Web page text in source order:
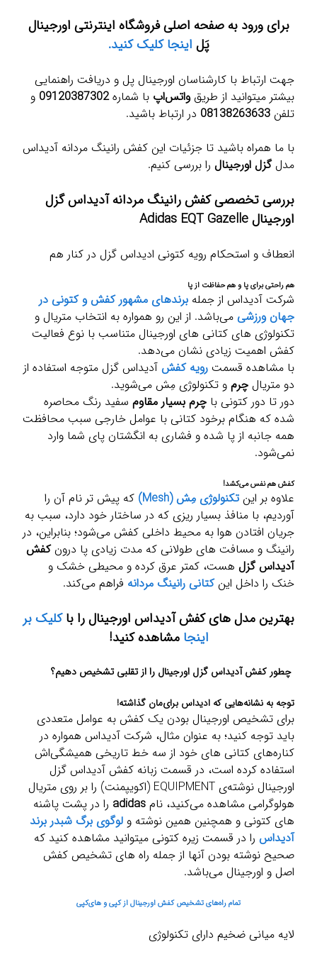
برای ورود به صفحه اصلی فروشگاه اینترنتی اورجینال
پَل اینجا کلیک کنید.
جهت ارتباط با کارشناسان اورجینال پل و دریافت راهنمایی
بیشتر میتوانید از طریقواتس‌اپ با شماره09120387302 و
تلفن 08138263633 در ارتباط باشید.
با ما همراه باشید تا جزئیات این کفش رانینگ مردانه آدیداس
مدلگزل اورجینال را بررسی کنیم.
بررسی تخصصی کفش رانینگ مردانه آدیداس گزل
اورجینال Adidas EQT Gazelle
انعطاف و استحکام رویه کتونی ادیداس گزل در کنار هم
هم راحتی برای پا و هم حفاظت از پا
شرکت آدیداس از جمله برندهای مشهور کفش و کتونی در
جهان ورزشی می‌باشد. از این رو همواره به انتخاب متریال و
تکنولوژی های کتانی های اورجینال متناسب با نوع فعالیت
کفش اهمیت زیادی نشان می‌دهد.
با مشاهده قسمت رویه کفش آدیداس گزل متوجه استفاده از
دو متریال چرم و تکنولوژی مِش می‌شوید.
دور تا دور کتونی با چرم بسیار مقاوم سفید رنگ محاصره
شده که هنگام برخود کتانی با عوامل خارجی سبب محافظت
همه جانبه از پا شده و فشاری به انگشتان پای شما وارد
نمی‌شود.
کفش هم نفس می‌کشد!
علاوه بر این تکنولوژی مِش (Mesh)
که پیش تر نام آن را
آوردیم، با منافذ بسیار ریزی که در ساختار خود دارد، سبب به
جریان افتادن هوا به محیط داخلی کفش می‌شود؛ بنابراین، در
رانینگ و مسافت های طولانی که مدت زیادی پا درونکفش
آدیداس گزل هست، کمتر عرق کرده و محیطی خشک و
خنک را داخل اینکتانی رانینگ مردانه فراهم می‌کند.
بهترین مدل های کفش آدیداس اورجینال را باکلیک بر
اینجا مشاهده کنید!
چطور کفش آدیداس گزل اورجینال را از تقلبی تشخیص دهیم؟
توجه به نشانه‌هایی که ادیداس برای‌مان گذاشته!
برای تشخیص اورجینال بودن یک کفش به عوامل متعددی
باید توجه کنید؛ به عنوان مثال، شرکت آدیداس همواره در
کناره‌های کتانی های خود از سه خط تاریخی همیشگی‌اش
استفاده کرده است، در قسمت زبانه کفش آدیداس گزل
اورجینال نوشته‌ی EQUIPMENT (اکویپمنت) را بر روی متریال
هولوگرامی مشاهده می‌کنید، نام adidas را در پشت پاشنه
های کتونی و همچنین همین نوشته و لوگوی برگ شبدر برند
آدیداس را در قسمت زیره کتونی میتوانید مشاهده کنید که
صحیح نوشته بودن آنها از جمله راه های تشخیص کفش
اصل و اورجینال می‌باشد.
تمام راه‌های تشخیص کفش اورجینال از کپی و های‌کپی
لایه میانی ضخیم دارای تکنولوژی